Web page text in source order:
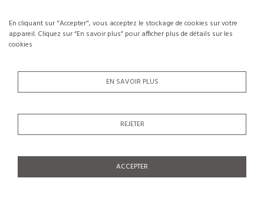
En cliquant sur "Accepter", vous acceptez le stockage de cookies sur votre
appareil. Cliquez sur “En savoir plus” pour afficher plus de détails sur les
cookies
EN SAVOIR PLUS
REJETER
ACCEPTER
NOUVEAUX CLIENTS
La création d’un compte a de nombreux avantages: sauvegarder la liste de vos
CRÉER UN COMPTE